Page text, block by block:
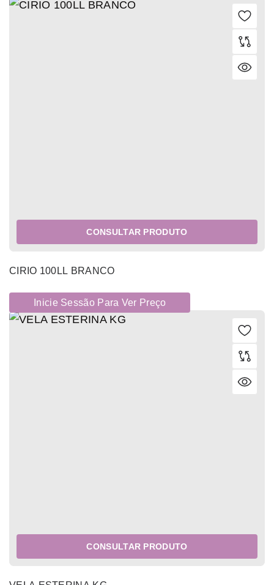
CONSULTAR PRODUTO
CIRIO 100LL BRANCO
Inicie Sessão Para Ver Preço
CONSULTAR PRODUTO